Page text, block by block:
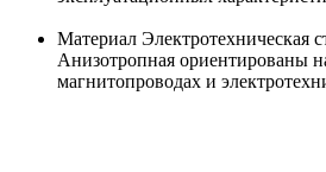
Материал Электротехническая
Анизотропная ориентированы
магнитопроводах и